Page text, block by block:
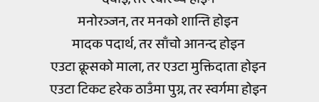
मनोरञ्जन, तर मनको शान्ति होइन
मादक पदार्थ, तर साँचो आनन्द होइन
एउटा क्रूसको माला, तर एउटा मुक्तिदाता होइन
एउटा टिकट हरेक ठाउँमा पुग्न, तर स्वर्गमा होइन